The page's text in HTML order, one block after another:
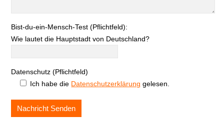
Bist-du-ein-Mensch-Test (Pflichtfeld):
Wie lautet die Hauptstadt von Deutschland?
Datenschutz (Pflichtfeld)
Ich habe die Datenschutzerklärung gelesen.